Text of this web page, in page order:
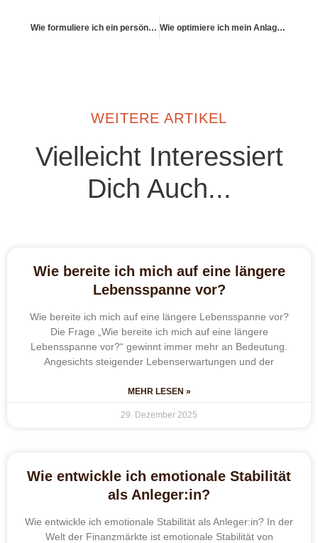
Wie formuliere ich ein persönliches Vorsorge-Motto? Wie optimiere ich mein Anlageverhalten bei steigender Lebenserwartung?
WEITERE ARTIKEL
Vielleicht Interessiert
Dich Auch...
Wie bereite ich mich auf eine längere
Lebensspanne vor?
Wie bereite ich mich auf eine längere Lebensspanne vor?
Die Frage „Wie bereite ich mich auf eine längere
Lebensspanne vor?“ gewinnt immer mehr an Bedeutung.
Angesichts steigender Lebenserwartungen und der
MEHR LESEN »
29. Dezember 2025
Wie entwickle ich emotionale Stabilität
als Anleger:in?
Wie entwickle ich emotionale Stabilität als Anleger:in? In der
Welt der Finanzmärkte ist emotionale Stabilität von